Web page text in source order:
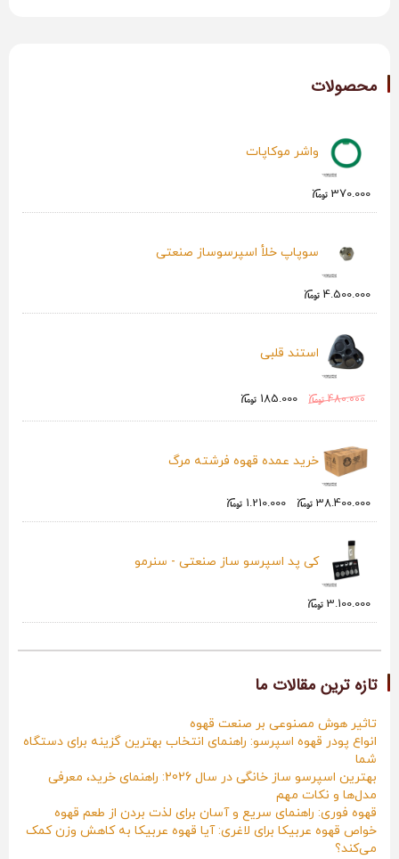
محصولات
واشر موکاپات
370.000
سوپاپ خلأ اسپرسوساز صنعتی
4.500.000
استند قلبی
480.000
185.000
خرید عمده قهوه فرشته مرگ
38.400.000
1.210.000
کی پد اسپرسو ساز صنعتی - سنرمو
3.100.000
تازه ترین مقالات ما
تاثیر هوش مصنوعی بر صنعت قهوه
انواع پودر قهوه اسپرسو: راهنمای انتخاب بهترین گزینه برای دستگاه
شما
بهترین اسپرسو ساز خانگی در سال 2026: راهنمای خرید، معرفی
مدل‌ها و نکات مهم
قهوه فوری: راهنمای سریع و آسان برای لذت بردن از طعم قهوه
خواص قهوه عربیکا برای لاغری: آیا قهوه عربیکا به کاهش وزن کمک
می‌کند؟